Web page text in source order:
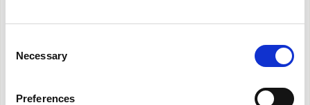
Selection
Necessary
Preferences